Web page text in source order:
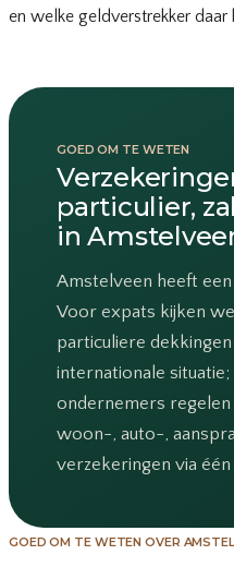
en welke geldverstrekker daar
GOED OM TE WETEN
particulier,
in
Amstelveen heeft
Voor expats kijken
particuliere
internationale
ondernemers
woon-, auto-,
verzekeringen via
GOED OM TE WETEN OVER